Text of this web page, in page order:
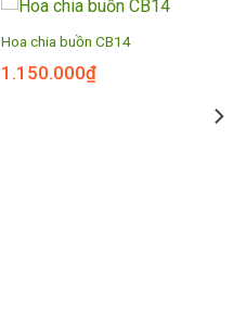
Hoa chia buồn CB14
1.150.000₫